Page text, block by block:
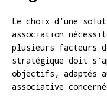
Le choix d’une
association
plusieurs facteurs
stratégique doit
objectifs, adaptés
associative